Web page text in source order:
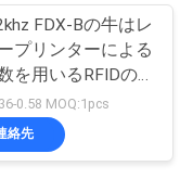
FDX-Bの牛はレ
プリンターによる
を用いるRFIDの
の耳札と付く
0.58 MOQ:1pcs
絡先